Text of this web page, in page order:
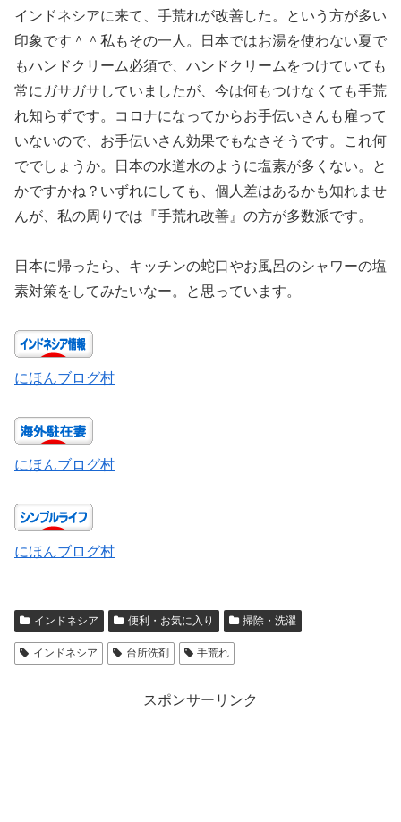
インドネシアに来て、手荒れが改善した。という方が多い
印象です＾＾私もその一人。日本ではお湯を使わない夏で
もハンドクリーム必須で、ハンドクリームをつけていても
常にガサガサしていましたが、今は何もつけなくても手荒
れ知らずです。コロナになってからお手伝いさんも雇って
いないので、お手伝いさん効果でもなさそうです。これ何
ででしょうか。日本の水道水のように塩素が多くない。と
かですかね？いずれにしても、個人差はあるかも知れませ
んが、私の周りでは『手荒れ改善』の方が多数派です。
日本に帰ったら、キッチンの蛇口やお風呂のシャワーの塩
素対策をしてみたいなー。と思っています。
にほんブログ村
にほんブログ村
にほんブログ村
インドネシア 便利・お気に入り 掃除・洗濯
インドネシア 台所洗剤 手荒れ
スポンサーリンク